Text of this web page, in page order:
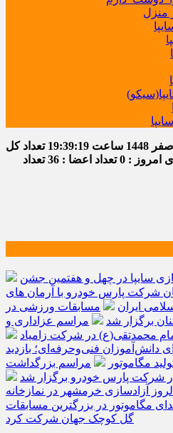
منزل
ساعت 19:39:20 تعداد کل
امروز : 0 تعداد اعضا : 36
تعداد
سایپا در چهل و هفتمین جشن
شرکت پارس خودرو با آرمان های
ایران
مسابقات ورزشی در
برگزار شد
مراسم عزاداری و
محمدتقی(ع) در شرکت زامیاد
دانش‌آموزان فنی‌وحرفه‌ای؛ بازدید
مگاموتور
مراسم بزرگداشت
شرکت پارس خودرو برگزار شد
آزادسازی خرمشهر در نمازخانه
مگاموتور در بزرگترین مسابقات
گل کوچک جهان شرکت کرد